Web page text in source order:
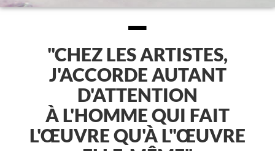
"CHEZ LES ARTISTES,
J'ACCORDE AUTANT
D'ATTENTION
À L'HOMME QUI FAIT
L'ŒUVRE QU'À L"ŒUVRE